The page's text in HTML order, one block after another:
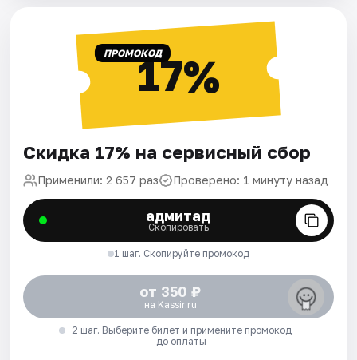
ПРОМОКОД17%
Скидка 17% на сервисный сбор
Применили: 2 657 раз Проверено: 1 минуту назад
адмитад
Скопировать
1 шаг. Скопируйте промокод
от 350 ₽
на Kassir.ru
2 шаг. Выберите билет и примените промокод
до оплаты